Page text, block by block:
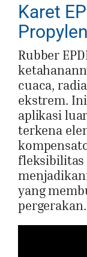
Karet
Rubber
cuaca,
ekstrem.
aplikasi
terkena
fleksibilitas
yang
pergerakan.